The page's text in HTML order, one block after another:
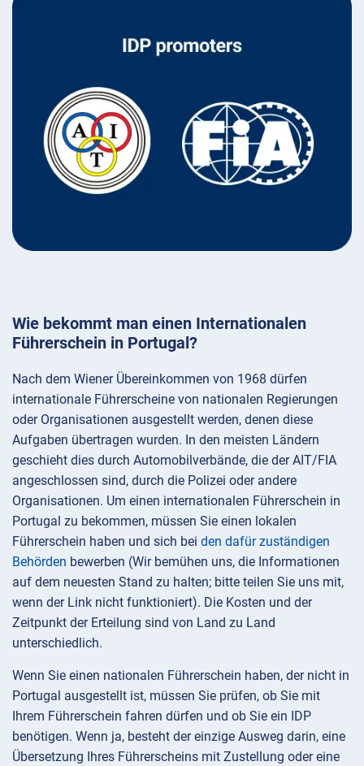
Wie bekommt man einen Internationalen
Führerschein in Portugal?
Nach dem Wiener Übereinkommen von 1968 dürfen
internationale Führerscheine von nationalen Regierungen
oder Organisationen ausgestellt werden, denen diese
Aufgaben übertragen wurden. In den meisten Ländern
geschieht dies durch Automobilverbände, die der AIT/FIA
angeschlossen sind, durch die Polizei oder andere
Organisationen. Um einen internationalen Führerschein in
Portugal zu bekommen, müssen Sie einen lokalen
Führerschein haben und sich bei den dafür zuständigen
Behörden bewerben (Wir bemühen uns, die Informationen
auf dem neuesten Stand zu halten; bitte teilen Sie uns mit,
wenn der Link nicht funktioniert). Die Kosten und der
Zeitpunkt der Erteilung sind von Land zu Land
unterschiedlich.
Wenn Sie einen nationalen Führerschein haben, der nicht in
Portugal ausgestellt ist, müssen Sie prüfen, ob Sie mit
Ihrem Führerschein fahren dürfen und ob Sie ein IDP
benötigen. Wenn ja, besteht der einzige Ausweg darin, eine
Übersetzung Ihres Führerscheins mit Zustellung oder eine